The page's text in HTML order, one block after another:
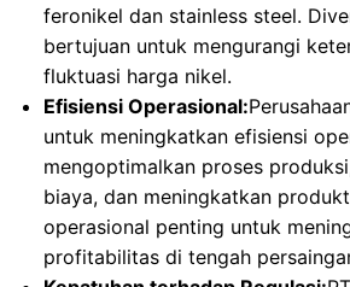
feronikel dan stainless steel.
bertujuan untuk mengurangi
fluktuasi harga nikel.
Efisiensi Operasional:
untuk meningkatkan efisiensi
mengoptimalkan proses
biaya, dan meningkatkan
operasional penting untuk
profitabilitas di tengah